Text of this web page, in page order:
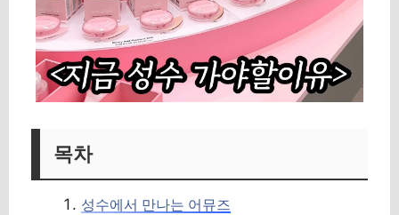
목차
성수에서 만나는 어뮤즈